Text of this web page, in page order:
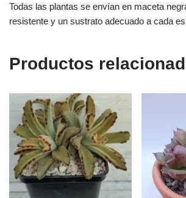
Todas las plantas se envían en maceta
resistente y un sustrato adecuado a cada
Productos